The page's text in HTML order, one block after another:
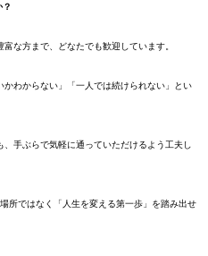
な方まで、どなたでも歓迎しています。
わからない」「一人では続けられない」とい
手ぶらで気軽に通っていただけるよう工夫し
所ではなく「人生を変える第一歩」を踏み出せ